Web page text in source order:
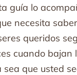
guía lo
necesita
queridos
cuando bajan
sea que usted